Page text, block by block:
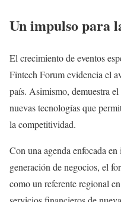
Un impulso para
El crecimiento de eventos
Fintech Forum evidencia el
país. Asimismo, demuestra
nuevas tecnologías que
la competitividad.
Con una agenda enfocada
generación de negocios, el
como un referente regional